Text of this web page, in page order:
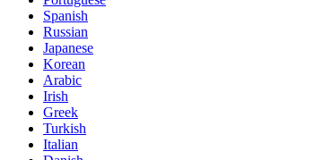
Spanish
Russian
Japanese
Korean
Arabic
Irish
Greek
Turkish
Italian